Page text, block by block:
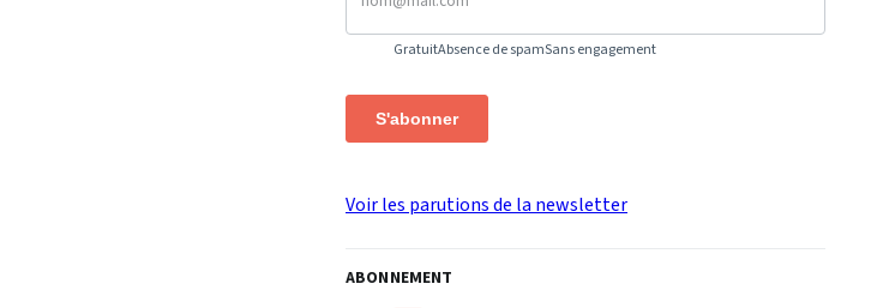
GratuitAbsence de spamSans engagement
S'abonner
Voir les parutions de la newsletter
ABONNEMENT